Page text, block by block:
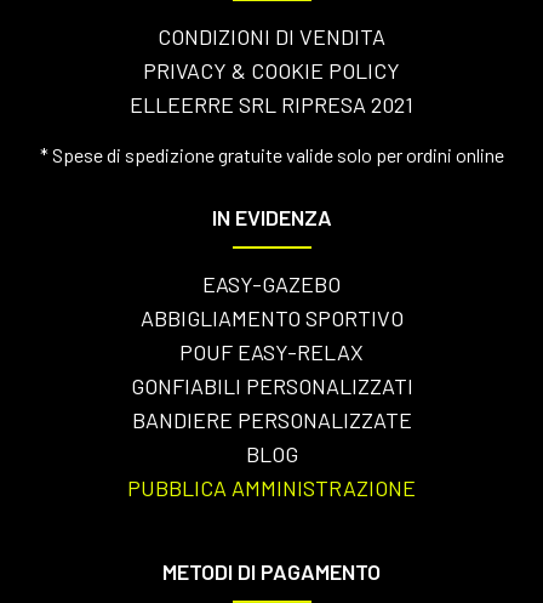
CONDIZIONI DI VENDITA
PRIVACY & COOKIE POLICY
ELLEERRE SRL RIPRESA 2021
* Spese di spedizione gratuite valide solo per ordini online
IN EVIDENZA
EASY-GAZEBO
ABBIGLIAMENTO SPORTIVO
POUF EASY-RELAX
GONFIABILI PERSONALIZZATI
BANDIERE PERSONALIZZATE
BLOG
PUBBLICA AMMINISTRAZIONE
METODI DI PAGAMENTO